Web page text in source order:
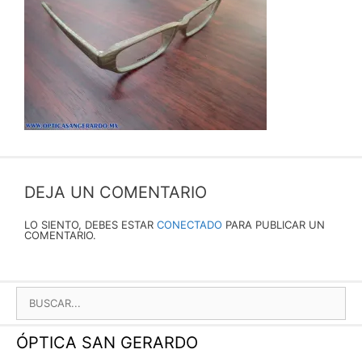
DEJA UN COMENTARIO
LO SIENTO, DEBES ESTAR CONECTADO PARA PUBLICAR UN
COMENTARIO.
BUSCAR:
ÓPTICA SAN GERARDO